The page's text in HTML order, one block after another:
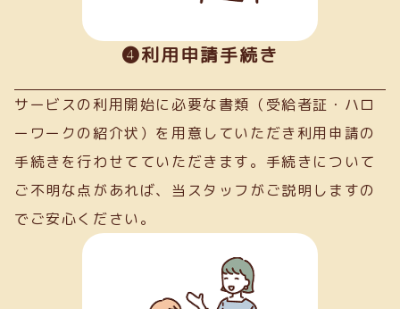
➍利用申請手続き
サービスの利用開始に必要な書類（受給者証・ハロ
ーワークの紹介状）を用意していただき利用申請の
手続きを行わせてていただきます。手続きについて
ご不明な点があれば、当スタッフがご説明しますの
でご安心ください。